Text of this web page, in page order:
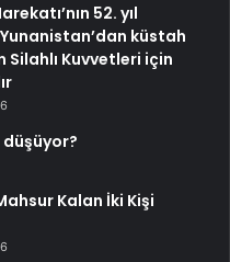
52. yıl
küstah
Silahlı Kuvvetleri için
Kalan İki Kişi